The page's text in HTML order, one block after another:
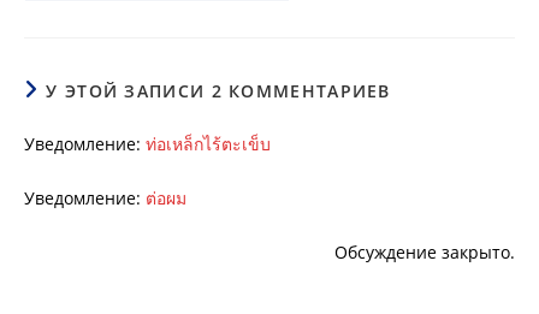
У ЭТОЙ ЗАПИСИ 2 КОММЕНТАРИЕВ
Уведомление: ท่อเหล็กไร้ตะเข็บ
Уведомление: ต่อผม
Обсуждение закрыто.